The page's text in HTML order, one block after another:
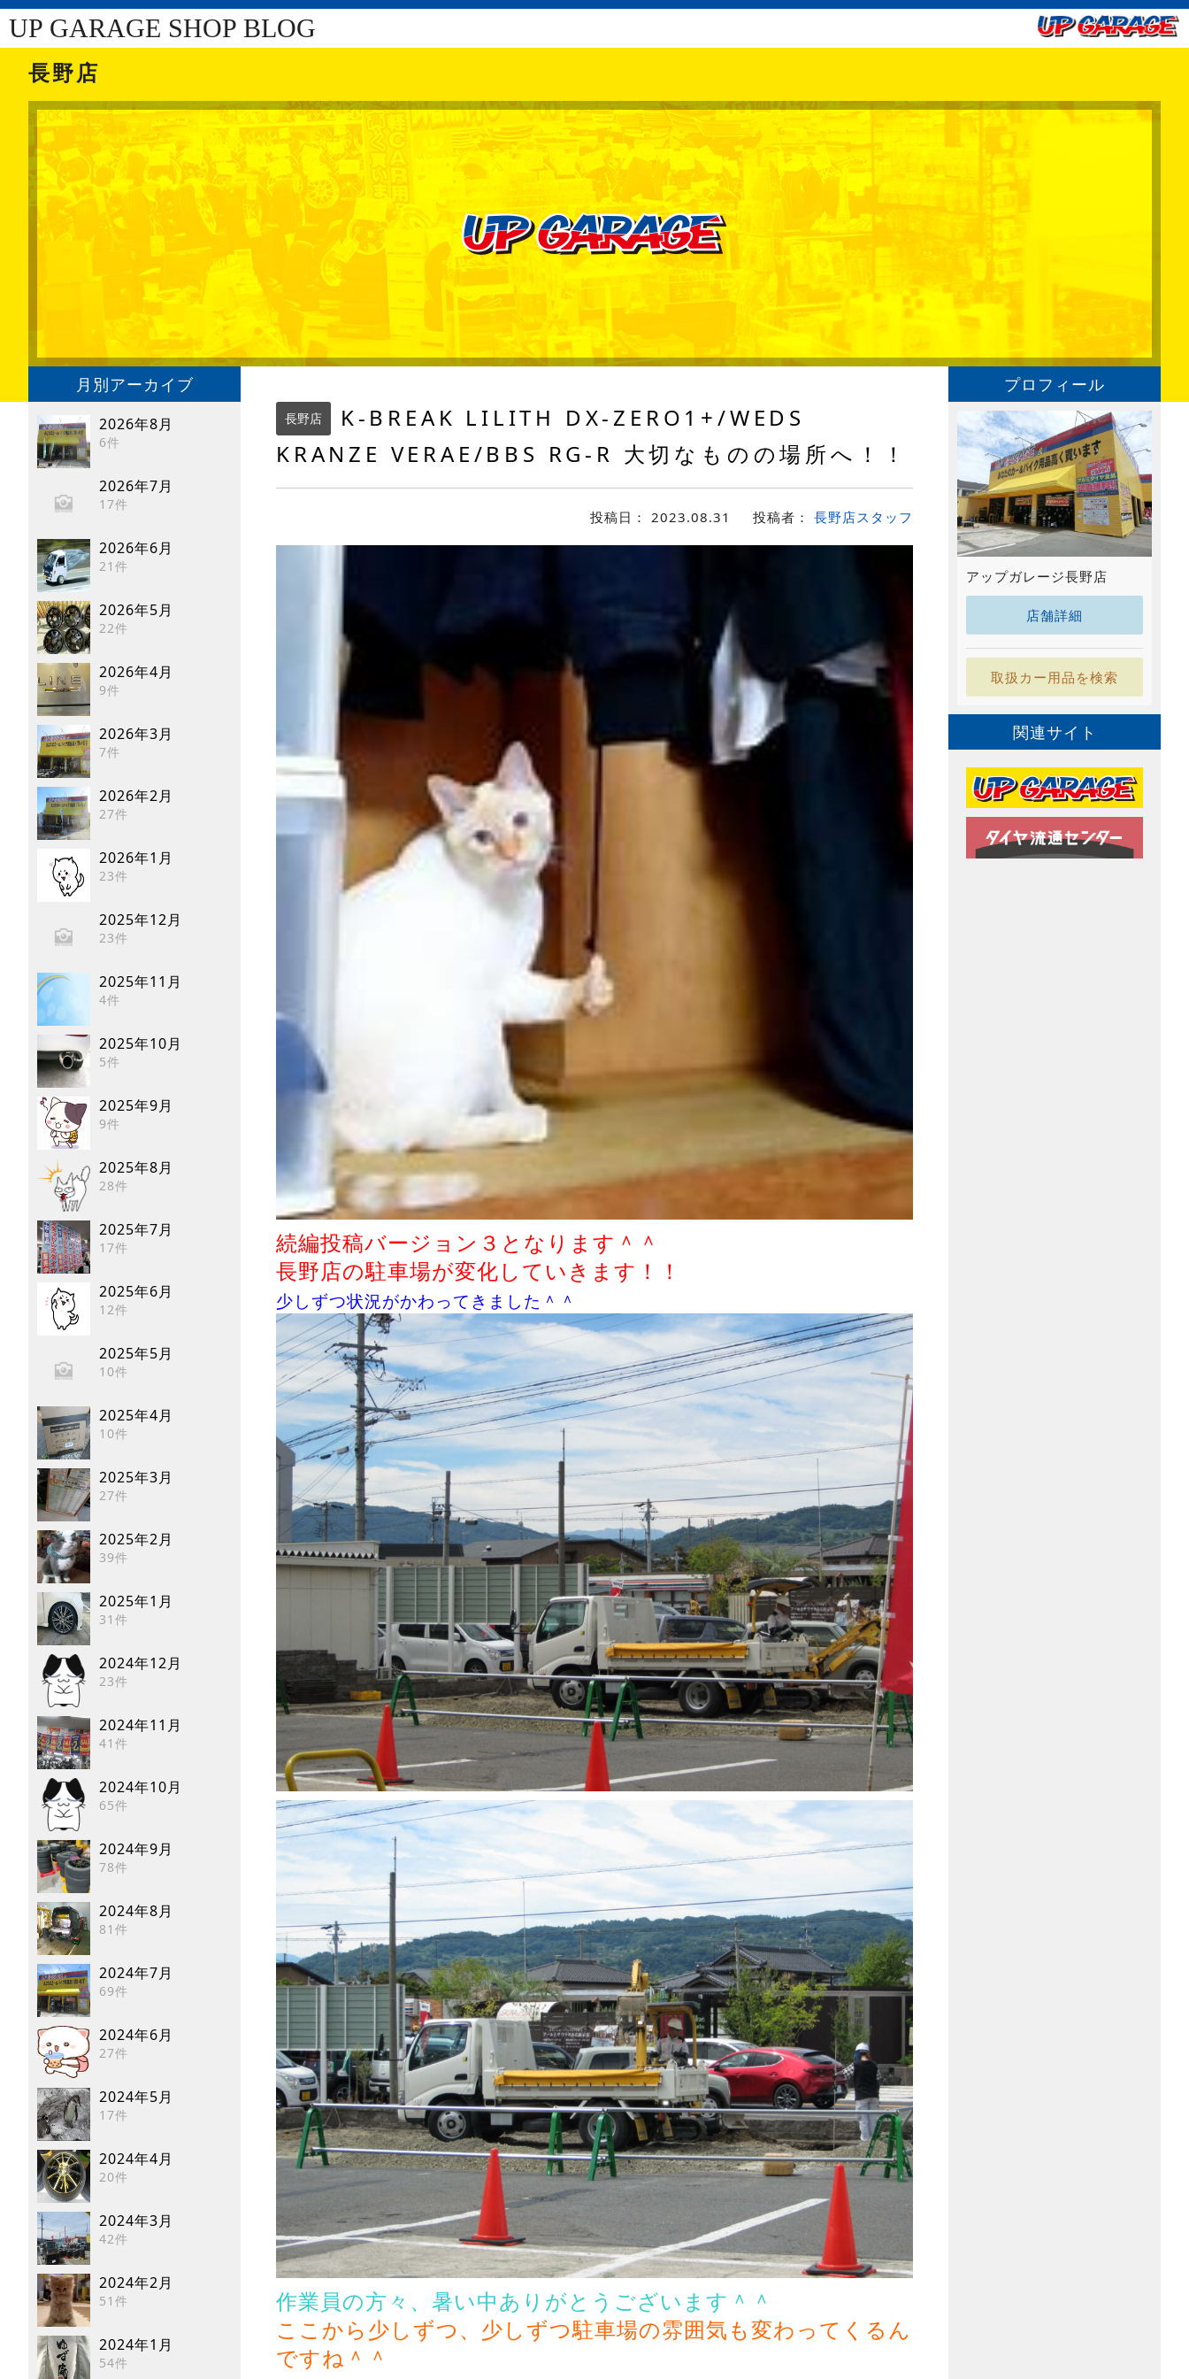
UP GARAGE SHOP BLOG
長野店
月別アーカイブ
2026年8月
6件
2026年7月
17件
2026年6月
21件
2026年5月
22件
2026年4月
9件
2026年3月
7件
2026年2月
27件
2026年1月
23件
2025年12月
23件
2025年11月
4件
2025年10月
5件
2025年9月
9件
2025年8月
28件
2025年7月
17件
2025年6月
12件
2025年5月
10件
2025年4月
10件
2025年3月
27件
2025年2月
39件
2025年1月
31件
2024年12月
23件
2024年11月
41件
2024年10月
65件
2024年9月
78件
2024年8月
81件
2024年7月
69件
2024年6月
27件
2024年5月
17件
2024年4月
20件
2024年3月
42件
2024年2月
51件
2024年1月
54件
長野店
K-BREAK LILITH DX-ZERO1+/WEDS
KRANZE VERAE/BBS RG-R 大切なものの場所へ！！
投稿日： 2023.08.31 投稿者： 長野店スタッフ
続編投稿バージョン３となります＾＾
長野店の駐車場が変化していきます！！
少しずつ状況がかわってきました＾＾
作業員の方々、暑い中ありがとうございます＾＾
ここから少しずつ、少しずつ駐車場の雰囲気も変わってくるん
ですね＾＾
プロフィール
アップガレージ長野店
店舗詳細
取扱カー用品を検索
関連サイト